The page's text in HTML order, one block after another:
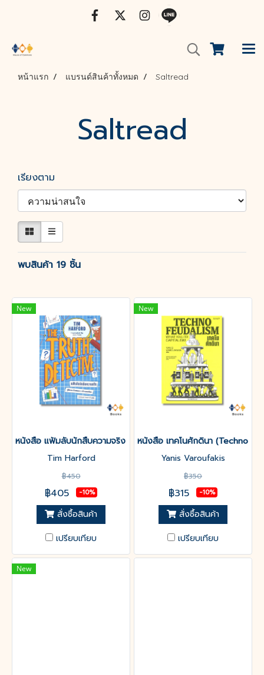
หน้าแรก แบรนด์สินค้าทั้งหมด Saltread
Saltread
เรียงตาม
พบสินค้า 19 ชิ้น
New
หนังสือ แฟ้มลับนักสืบความจริง คู่มือเอาตัวรอดจากเรื่องลวงโลก
Tim Harford
฿450
฿405 -10%
สั่งซื้อสินค้า
เปรียบเทียบ
New
หนังสือ เทคโนศักดินา
Yanis Varoufakis
฿350
฿315 -10%
สั่งซื้อสินค้า
เปรียบเทียบ
New